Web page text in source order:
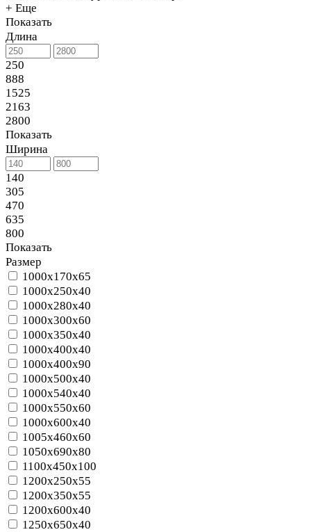
+ Еще
Показать
Длина
250
888
1525
2163
2800
Показать
Ширина
140
305
470
635
800
Показать
Размер
1000x170x65
1000x250x40
1000x280x40
1000x300x60
1000x350x40
1000x400x40
1000x400x90
1000x500x40
1000x540x40
1000x550x60
1000x600x40
1005x460x60
1050x690x80
1100x450x100
1200x250x55
1200x350x55
1200x600x40
1250x650x40